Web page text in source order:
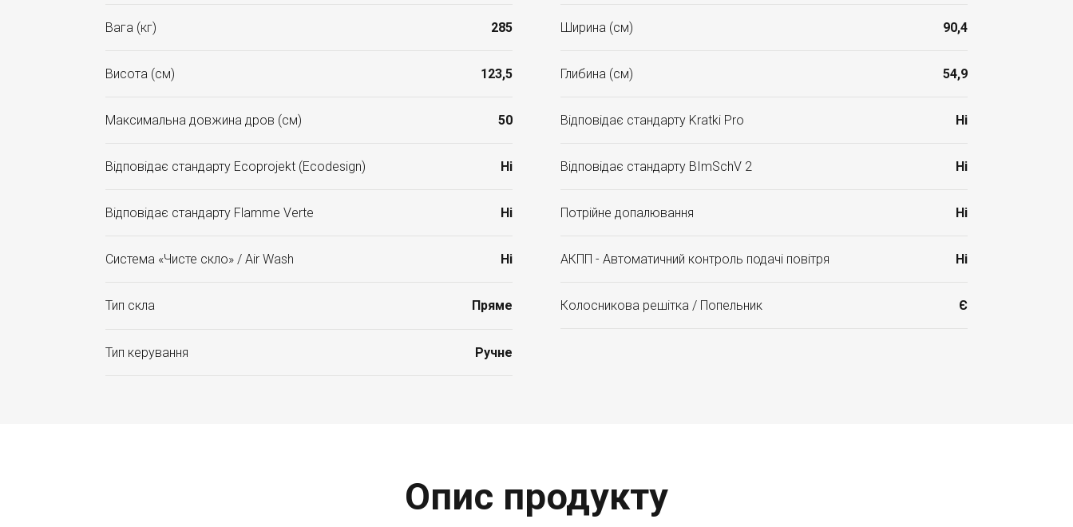
Вага (кг) 285 Ширина (см) 90,4
Висота (см) 123,5 Глибина (см) 54,9
Максимальна довжина дров (см) 50 Відповідає стандарту Kratki Pro Ні
Відповідає стандарту Ecoprojekt (Ecodesign) Ні Відповідає стандарту BImSchV 2 Ні
Відповідає стандарту Flamme Verte Ні Потрійне допалювання Ні
Система «Чисте скло» / Air Wash Ні АКПП - Автоматичний контроль подачі повітря Ні
Тип скла Пряме Колосникова решітка / Попельник Є
Тип керування Ручне
Опис продукту